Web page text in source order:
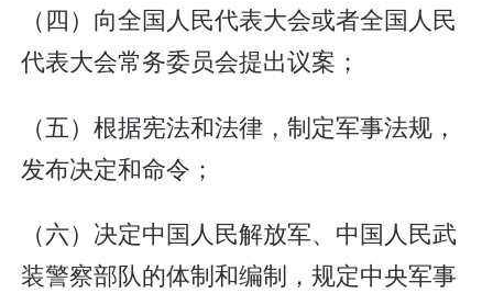
（四）向全国人民代表大会或者全国人民
代表大会常务委员会提出议案；
（五）根据宪法和法律，制定军事法规，
发布决定和命令；
（六）决定中国人民解放军、中国人民武
装警察部队的体制和编制，规定中央军事